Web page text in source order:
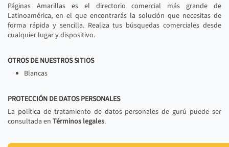
Páginas Amarillas es el directorio comercial más grande de
Latinoamérica, en el que encontrarás la solución que necesitas de
forma rápida y sencilla. Realiza tus búsquedas comerciales desde
cualquier lugar y dispositivo.
OTROS DE NUESTROS SITIOS
Blancas
PROTECCIÓN DE DATOS PERSONALES
La política de tratamiento de datos personales de gurú puede ser
consultada en Términos legales.